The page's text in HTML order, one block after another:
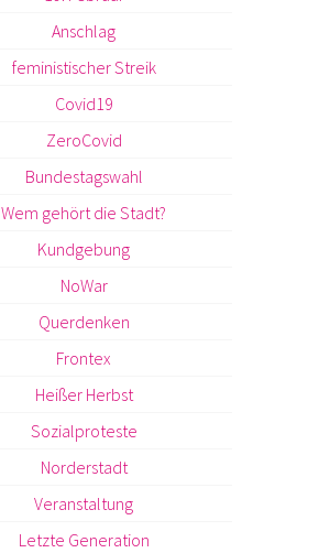
Anschlag
feministischer Streik
Covid19
ZeroCovid
Bundestagswahl
Wem gehört die Stadt?
Kundgebung
NoWar
Querdenken
Frontex
Heißer Herbst
Sozialproteste
Norderstadt
Veranstaltung
Letzte Generation